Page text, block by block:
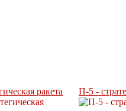
ракета П-5 -